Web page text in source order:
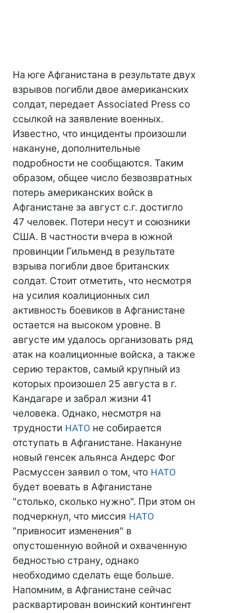
На юге Афганистана в результате двух
взрывов погибли двое американских
солдат, передает Associated Press со
ссылкой на заявление военных.
Известно, что инциденты произошли
накануне, дополнительные
подробности не сообщаются. Таким
образом, общее число безвозвратных
потерь американских войск в
Афганистане за август с.г. достигло
47 человек. Потери несут и союзники
США. В частности вчера в южной
провинции Гильменд в результате
взрыва погибли двое британских
солдат. Стоит отметить, что несмотря
на усилия коалиционных сил
активность боевиков в Афганистане
остается на высоком уровне. В
августе им удалось организовать ряд
атак на коалиционные войска, а также
серию терактов, самый крупный из
которых произошел 25 августа в г.
Кандагаре и забрал жизни 41
человека. Однако, несмотря на
трудности НАТО не собирается
отступать в Афганистане. Накануне
новый генсек альянса Андерс Фог
Расмуссен заявил о том, что НАТО
будет воевать в Афганистане
"столько, сколько нужно". При этом он
подчеркнул, что миссия НАТО
"привносит изменения" в
опустошенную войной и охваченную
бедностью страну, однако
необходимо сделать еще больше.
Напомним, в Афганистане сейчас
расквартирован воинский контингент